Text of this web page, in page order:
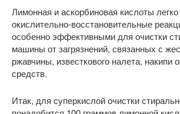
Лимонная и аскорбиновая кислоты
окислительно-восстановительные
особенно эффективными для очистки
машины от загрязнений, связанных с
ржавчины, известкового налета, накипи
средств.
Итак, для суперкислой очистки